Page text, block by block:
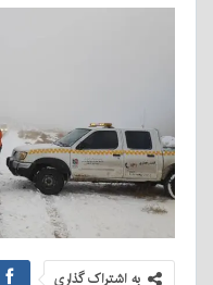
به اشتراک گذاری